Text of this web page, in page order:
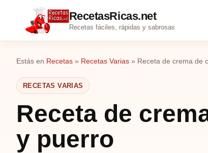
RecetasRicas.net
Recetas fáciles, rápidas y sabrosas
Estás en Recetas » Recetas Varias » Receta de crema de
RECETAS VARIAS
Receta de
y puerro